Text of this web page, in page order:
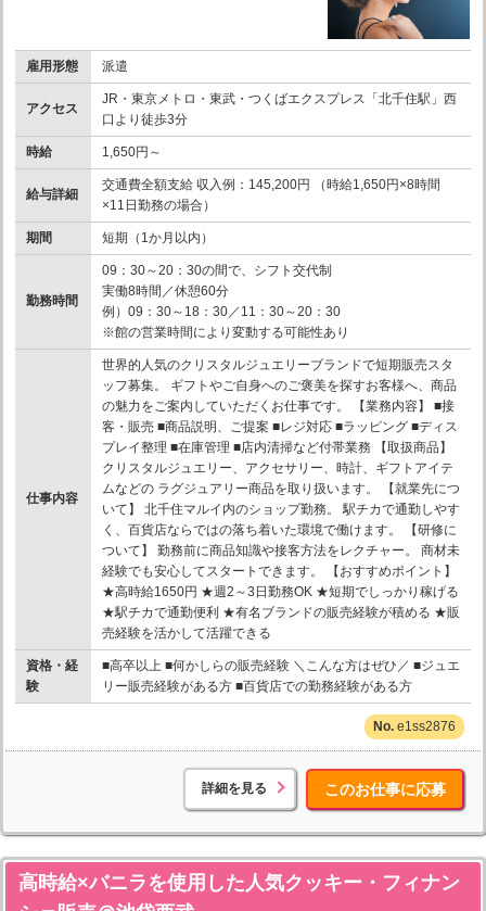
雇用形態 派遣
アクセス
JR・東京メトロ・東武・つくばエクスプレス「北千住駅」西
口より徒歩3分
時給 1,650円～
給与詳細
交通費全額支給 収入例：145,200円 （時給1,650円×8時間
×11日勤務の場合）
期間 短期（1か月以内）
勤務時間
09：30～20：30の間で、シフト交代制
実働8時間／休憩60分
例）09：30～18：30／11：30～20：30
※館の営業時間により変動する可能性あり
仕事内容
世界的人気のクリスタルジュエリーブランドで短期販売スタ
ッフ募集。 ギフトやご自身へのご褒美を探すお客様へ、商品
の魅力をご案内していただくお仕事です。 【業務内容】 ■接
客・販売 ■商品説明、ご提案 ■レジ対応 ■ラッピング ■ディス
プレイ整理 ■在庫管理 ■店内清掃など付帯業務 【取扱商品】
クリスタルジュエリー、アクセサリー、時計、ギフトアイテ
ムなどの ラグジュアリー商品を取り扱います。 【就業先につ
いて】 北千住マルイ内のショップ勤務。 駅チカで通勤しやす
く、百貨店ならではの落ち着いた環境で働けます。 【研修に
ついて】 勤務前に商品知識や接客方法をレクチャー。 商材未
経験でも安心してスタートできます。 【おすすめポイント】
★高時給1650円 ★週2～3日勤務OK ★短期でしっかり稼げる
★駅チカで通勤便利 ★有名ブランドの販売経験が積める ★販
売経験を活かして活躍できる
資格・経
験
■高卒以上 ■何かしらの販売経験 ＼こんな方はぜひ／ ■ジュエ
リー販売経験がある方 ■百貨店での勤務経験がある方
e1ss2876
詳細を見る このお仕事に応募
高時給×バニラを使用した人気クッキー・フィナン